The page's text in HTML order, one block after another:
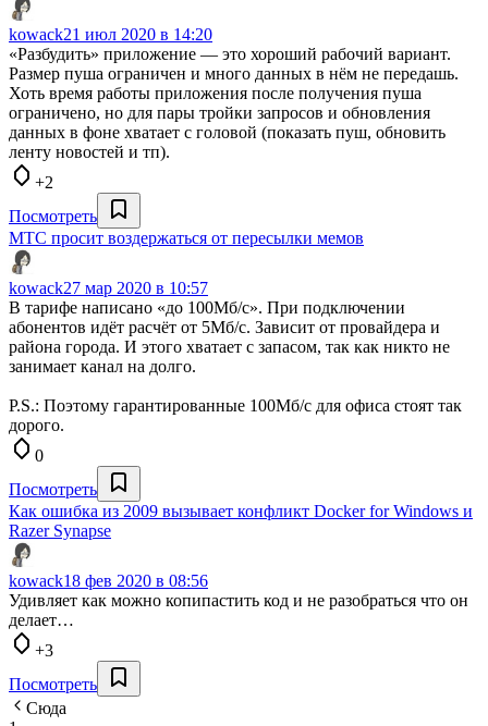
kowack21 июл 2020 в 14:20
«Разбудить» приложение — это хороший рабочий вариант.
Размер пуша ограничен и много данных в нём не передашь.
Хоть время работы приложения после получения пуша
ограничено, но для пары тройки запросов и обновления
данных в фоне хватает с головой (показать пуш, обновить
ленту новостей и тп).
+2
Посмотреть
МТС просит воздержаться от пересылки мемов
kowack27 мар 2020 в 10:57
В тарифе написано «до 100Мб/с». При подключении
абонентов идёт расчёт от 5Мб/с. Зависит от провайдера и
района города. И этого хватает с запасом, так как никто не
занимает канал на долго.
P.S.: Поэтому гарантированные 100Мб/с для офиса стоят так
дорого.
0
Посмотреть
Как ошибка из 2009 вызывает конфликт Docker for Windows и
Razer Synapse
kowack18 фев 2020 в 08:56
Удивляет как можно копипастить код и не разобраться что он
делает…
+3
Посмотреть
Сюда